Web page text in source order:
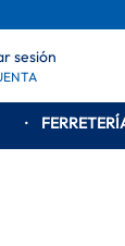
sesión